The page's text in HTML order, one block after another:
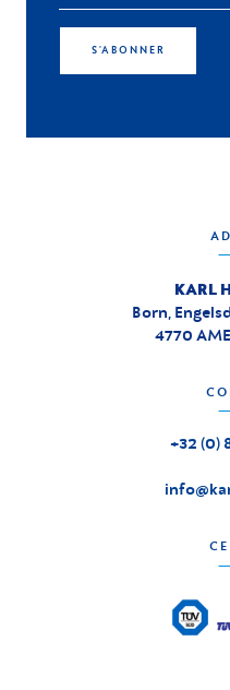
S'ABONNER
KARL
Born,
4770
+32 (0)